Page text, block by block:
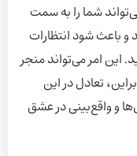
شما را به سمت
باعث شود انتظارات
این امر می‌تواند منجر
تعادل در این
و واقع‌بینی در عشق